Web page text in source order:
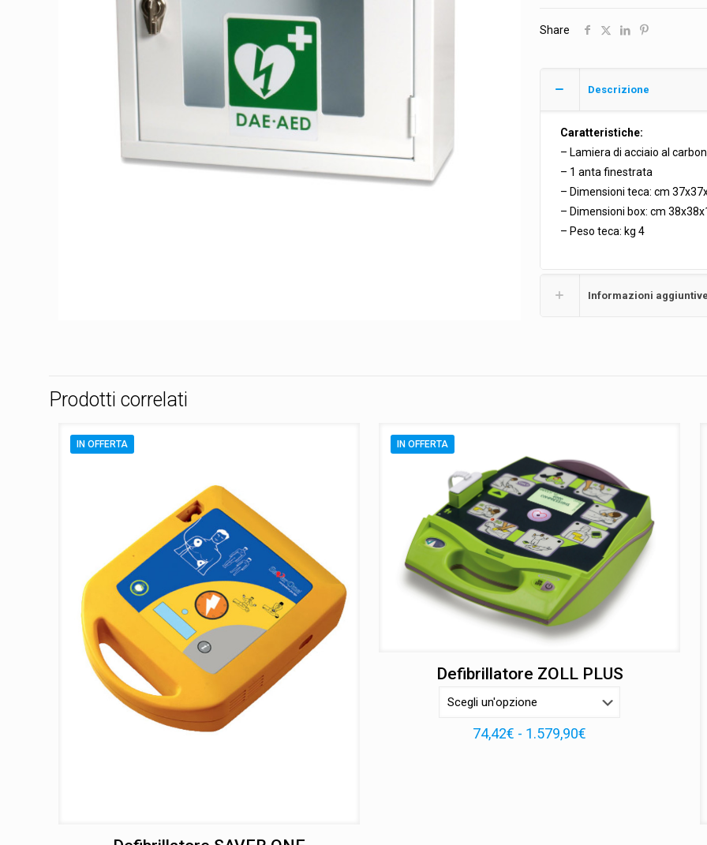
allarme
Share
Descrizione
Caratteristiche:
– Lamiera di acciaio al
– 1 anta finestrata
– Dimensioni teca: cm
– Dimensioni box: cm
– Peso teca: kg 4
Informazioni aggiuntive
Prodotti correlati
IN OFFERTA IN OFFERTA
Defibrillatore ZOLL PLUS
74,42€ - 1.579,90€